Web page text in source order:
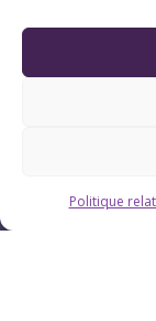
Politique
Du lundi